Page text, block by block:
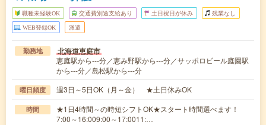
職種未経験OK 交通費別途支給あり 土日祝日が休み 残業なし
WEB登録OK 派遣
勤務地 北海道恵庭市
恵庭駅から---分／恵み野駅から---分／サッポロビール庭園駅
から---分／島松駅から---分
曜日頻度 週3日～5日OK（月～金） ★土日休みOK
時間
★1日4時間～の時短シフトOK★スタート時間選べます！
7:00～16:009:00～17:0011:…